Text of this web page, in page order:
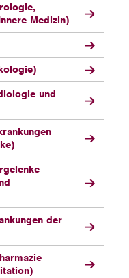
Medizin)
und
der